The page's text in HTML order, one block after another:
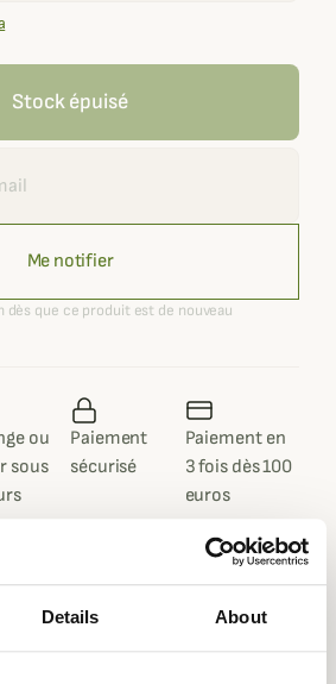
Details About
Stock épuisé
Me notifier
que ce produit est de nouveau
ou
sous
Paiement
sécurisé
Paiement en
3 fois dès 100
euros